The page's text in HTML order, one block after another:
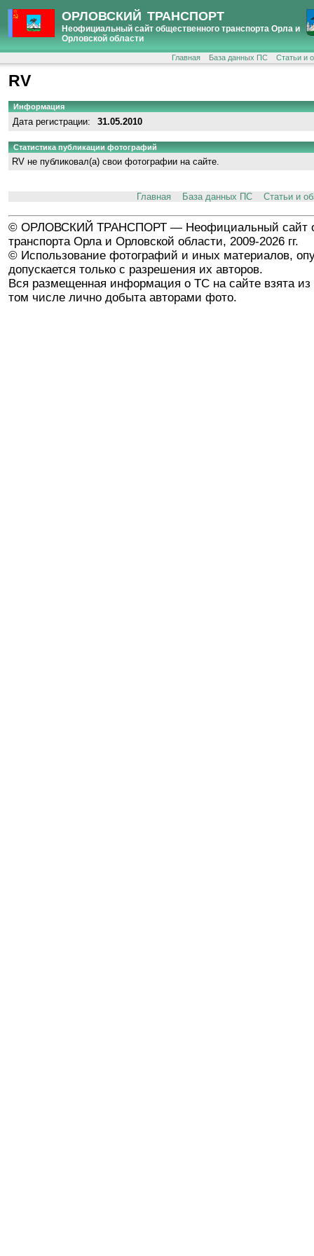
ОРЛОВСКИЙ ТРАНСПОРТ
Неофициальный сайт общественного транспорта Орла и
Орловской области
Главная База данных ПС Статьи и
RV
Информация
Дата регистрации: 31.05.2010
Статистика публикации фотографий
RV не публиковал(а) свои фотографии на сайте.
Главная База данных ПС Статьи и
© ОРЛОВСКИЙ ТРАНСПОРТ — Неофициальный сайт
транспорта Орла и Орловской области, 2009-2026 гг.
© Использование фотографий и иных материалов,
допускается только с разрешения их авторов.
Вся размещенная информация о ТС на сайте взята из
том числе лично добыта авторами фото.